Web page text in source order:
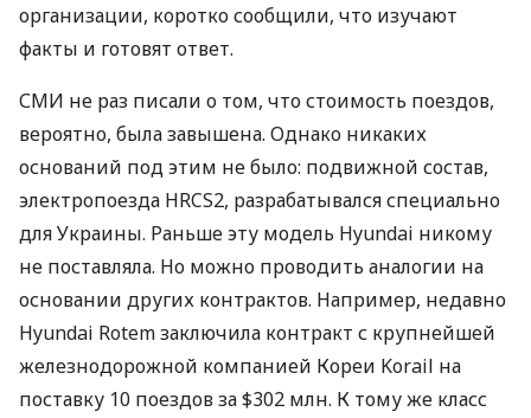
организации, коротко сообщили, что изучают
факты и готовят ответ.
СМИ не раз писали о том, что стоимость поездов,
вероятно, была завышена. Однако никаких
оснований под этим не было: подвижной состав,
электропоезда HRCS2, разрабатывался специально
для Украины. Раньше эту модель Hyundai никому
не поставляла. Но можно проводить аналогии на
основании других контрактов. Например, недавно
Hyundai Rotem заключила контракт с крупнейшей
железнодорожной компанией Кореи Korail на
поставку 10 поездов за $302 млн. К тому же класс